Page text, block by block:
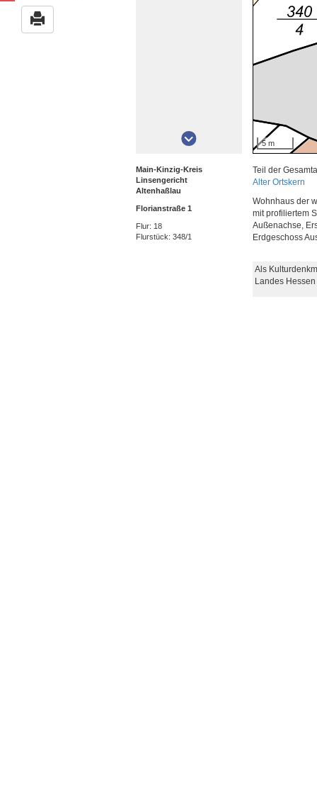
5 m
Main-Kinzig-Kreis
Linsengericht
Altenhaßlau
Florianstraße 1
Flur: 18
Flurstück: 348/1
Teil der
Alter Ortskern
Wohnhaus der
mit profiliertem
Außenachse,
Erdgeschoss
Als
Landes